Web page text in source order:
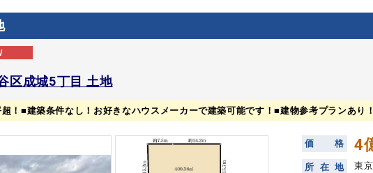
区成城5丁目 土地
！■建築条件なし！お好きなハウスメーカーで建築可能です！■建物参考プランあり
価 格 4
所 在 地 東